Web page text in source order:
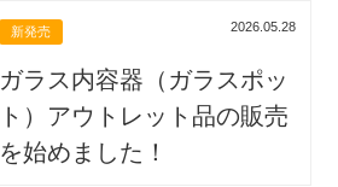
新発売 2026.05.28
ガラス内容器（ガラスポッ
ト）アウトレット品の販売
を始めました！